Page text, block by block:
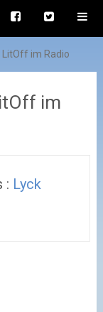
LitOff im Radio
im
: Lyck